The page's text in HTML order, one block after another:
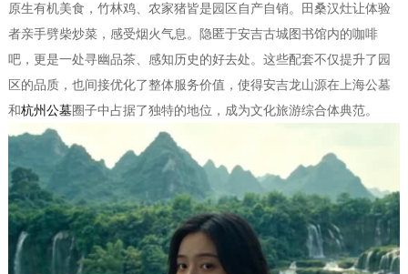
原生有机美食，竹林鸡、农家猪皆是园区自产自销。田桑汉灶让体验
者亲手劈柴炒菜，感受烟火气息。隐匿于安吉古城图书馆内的咖啡
吧，更是一处寻幽品茶、感知历史的好去处。这些配套不仅提升了园
区的品质，也间接优化了整体服务价值，使得安吉龙山源在上海公墓
和杭州公墓圈子中占据了独特的地位，成为文化旅游综合体典范。